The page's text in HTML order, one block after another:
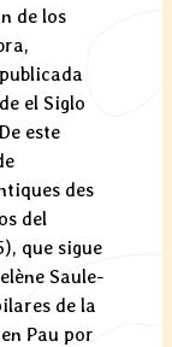
de los
el Siglo
este
des
del
que sigue
Saule-
de la
Pau por